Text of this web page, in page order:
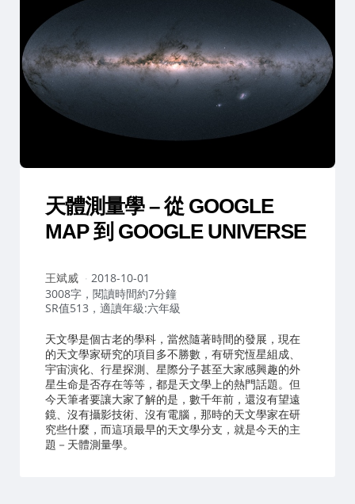
天體測量學 – 從 GOOGLE
MAP 到 GOOGLE UNIVERSE
作
者：
王斌威
2018-10-01
3008字，閱讀時間約7分鐘
SR值513，適讀年級:六年級
天文學是個古老的學科，當然隨著時間的發展，現在
的天文學家研究的項目多不勝數，有研究恆星組成、
宇宙演化、行星探測、星際分子甚至大家感興趣的外
星生命是否存在等等，都是天文學上的熱門話題。但
今天筆者要讓大家了解的是，數千年前，還沒有望遠
鏡、沒有攝影技術、沒有電腦，那時的天文學家在研
究些什麼，而這項最早的天文學分支，就是今天的主
題－天體測量學。